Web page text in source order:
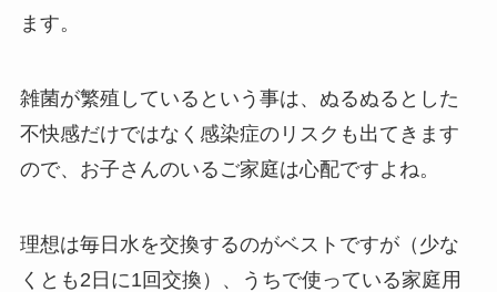
ます。
雑菌が繁殖しているという事は、ぬるぬるとした
不快感だけではなく感染症のリスクも出てきます
ので、お子さんのいるご家庭は心配ですよね。
理想は毎日水を交換するのがベストですが（少な
くとも2日に1回交換）、うちで使っている家庭用